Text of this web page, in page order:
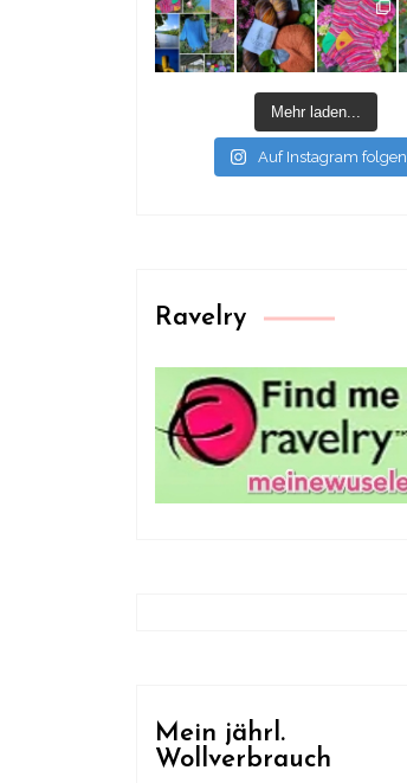
Mehr laden...
Auf Instagram folgen
Ravelry
Mein jährl.
Wollverbrauch